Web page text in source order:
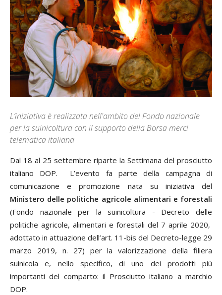
L’iniziativa è realizzata nell'ambito del Fondo nazionale
per la suinicoltura con il supporto della Borsa merci
telematica italiana
Dal 18 al 25 settembre riparte la Settimana del prosciutto
italiano DOP. L’evento fa parte della campagna di
comunicazione e promozione nata su iniziativa del
Ministero delle politiche agricole alimentari e forestali
(Fondo nazionale per la suinicoltura - Decreto delle
politiche agricole, alimentari e forestali del 7 aprile 2020,
adottato in attuazione dell’art. 11-bis del Decreto-legge 29
marzo 2019, n. 27) per la valorizzazione della filiera
suinicola e, nello specifico, di uno dei prodotti più
importanti del comparto: il Prosciutto italiano a marchio
DOP.